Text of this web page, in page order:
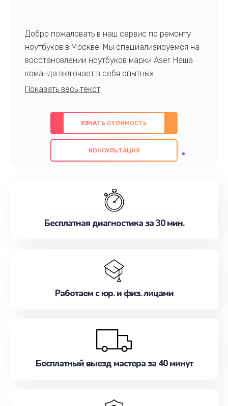
Добро пожаловать в наш сервис по ремонту
ноутбуков в Москве. Мы специализируемся на
восстановлении ноутбуков марки Aser. Наша
команда включает в себя опытных
профессионалов с обширными знаниями и
предлагаем быстрый и качественный ремонт с
использованием оригинальных компонентов, а
также гарантируем качество всех
проведенных работ. Наша цель - предоставить
наилучшим образом. Не медлите записаться на
УЗНАТЬ СТОИМОСТЬ
КОНСУЛЬТАЦИЯ
Бесплатная диагностика за 30 мин.
Работаем с юр. и физ. лицами
Бесплатный выезд мастера за 40 минут